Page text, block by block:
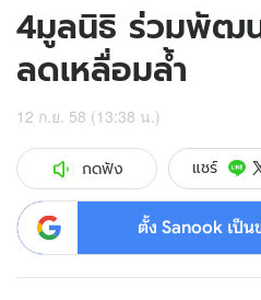
4มูลนิธิ ร่วมพัฒน
ลดเหลื่อมล้ำ
12 ก.ย. 58 (13:38 น.)
กดฟัง แชร์
ตั้ง Sanook เป็น